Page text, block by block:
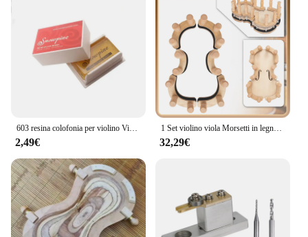
2,49€
1 Set violino viola Morsetti in legno massello clip fisse per violino Morsetto superiore e posteriore Bastone in metallo Violino fai da te Creazione di riparazione Strumenti di incollaggio Clip
32,29€